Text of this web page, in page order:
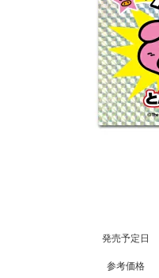
発売予定日
参考価格